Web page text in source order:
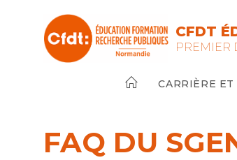
CFDT
PREMIER
CARRIÈRE
FAQ DU